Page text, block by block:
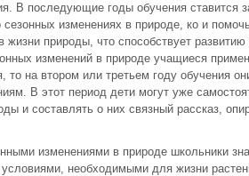
В последующие годы обучения ставится
изменениях в природе, ко и
жизни природы, что способствует
изменений в природе учащиеся
то на втором или третьем году обучения
В этот период дети могут уже
и составлять о них связный рассказ,
изменениями в природе школьники
необходимыми для жизни